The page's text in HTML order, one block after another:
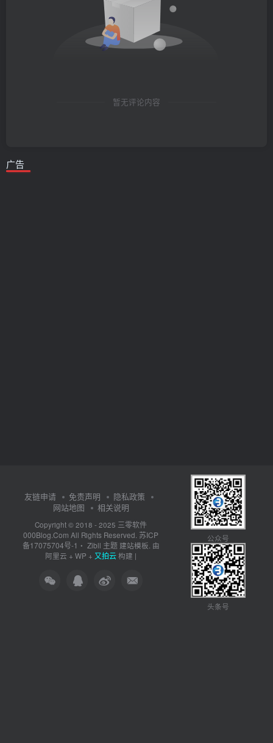
暂无评论内容
广告
友链申请 免责声明
隐私政策
网站地图
相关说明
Copyright © 2018 - 2025 三零软件
000Blog.Com All Rights Reserved. 苏ICP
备17075704号-1 ・ Zibll 主题建站模板. 由
阿里云 + WP + 又拍云构建 |
公众号
头条号